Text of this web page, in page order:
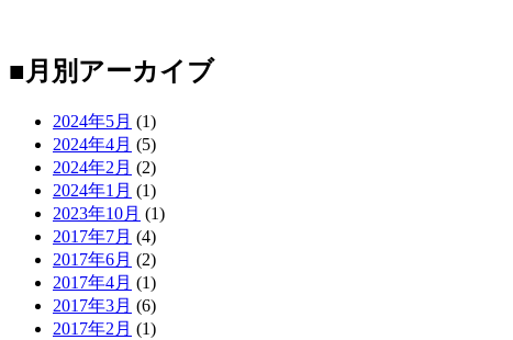
■月別アーカイブ
2024年5月 (1)
2024年4月 (5)
2024年2月 (2)
2024年1月 (1)
2023年10月 (1)
2017年7月 (4)
2017年6月 (2)
2017年4月 (1)
2017年3月 (6)
2017年2月 (1)